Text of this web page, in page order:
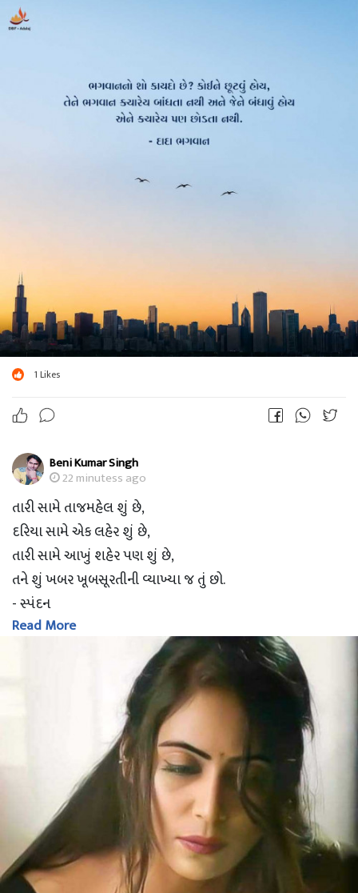
1 Likes
Beni Kumar Singh
22 minutess ago
તારી સામે તાજમહેલ શું છે,
દરિયા સામે એક લહેર શું છે,
તારી સામે આખું શહેર પણ શું છે,
તને શું ખબર ખૂબસૂરતીની વ્યાખ્યા જ તું છો.
- સ્પંદન
Read More